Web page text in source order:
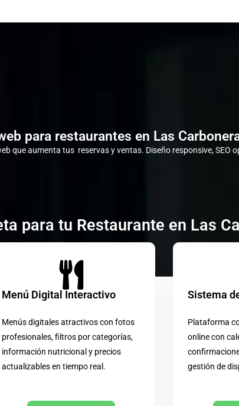
para restaurantes en Las
que aumenta tus reservas y ventas. Diseño responsive, SEO
para tu Restaurante en Las
Menú Digital Interactivo
Menús digitales atractivos con fotos
profesionales, filtros por categorías,
información nutricional y precios
actualizables en tiempo real.
Sistema
Plataforma
online con
gestión de